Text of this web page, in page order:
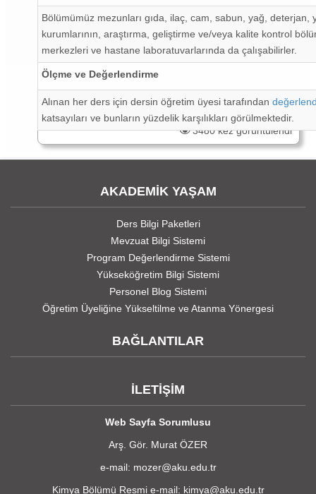
Bölümümüz mezunları gıda, ilaç, cam, sabun, yağ,
kurumlarının, araştırma, geliştirme ve/veya kalite kontrol
merkezleri ve hastane laboratuvarlarında da çalışabilirler.
Ölçme ve Değerlendirme
Alınan her ders için dersin öğretim üyesi tarafından
katsayıları ve bunların yüzdelik karşılıkları görülmektedir.
3480 kez görüntülendi
AKADEMİK YAŞAM
Ders Bilgi Paketleri
Mevzuat Bilgi Sistemi
Program Değerlendirme Sistemi
Yükseköğretim Bilgi Sistemi
Personel Blog Sistemi
Öğretim Üyeliğine Yükseltilme ve Atanma Yönergesi
BAĞLANTILAR
İLETİŞİM
Web Sayfa Sorumlusu
Arş. Gör. Murat ÖZER
e-mail: mozer@aku.edu.tr
Kimya Bölümü Resmi e-mail: kimya@aku.edu.tr